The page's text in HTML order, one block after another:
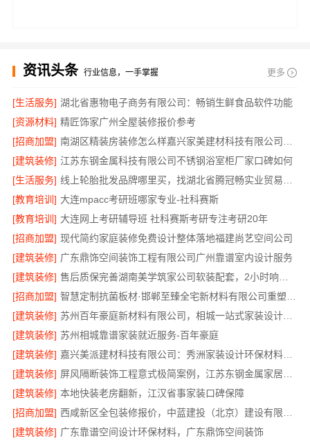
资讯头条 行业信息，一手掌握 更多
[生活服务] 湖北省惠物电子商务有限公司：畅销生鲜食品软件功能
[资源材料] 精匠饰家广州全屋装修报价参考
[招商加盟]
[建筑装修] 江苏东钢金属科技有限公司不锈钢浴室柜厂家口碑如何
[生活服务]
[教育培训] 大连mpacc考研班哪家专业-社科赛斯
[教育培训] 大连网上考研辅导班 社科赛斯考研专注考研20年
[招商加盟] 现代简约家庭装修免费设计整体落地福建尚艺空间公司
[建筑装修] 广东鼎饰空间装饰工程有限公司广州靠谱室内设计服务
[建筑装修]
[招商加盟]
[建筑装修]
苏州百年豪庭新材料有限公司，相城一站式家装设计多少钱拎包入住
[建筑装修] 苏州相城靠谱家装就近服务-百年豪庭
[建筑装修]
嘉兴美派建材科技有限公司：秀洲家装设计环保材料推荐
[建筑装修]
[建筑装修] 本地快装老房翻新，江汉省事家装口碑保障
[招商加盟]
[建筑装修] 广东靠谱空间设计环保材料，广东鼎饰空间装饰